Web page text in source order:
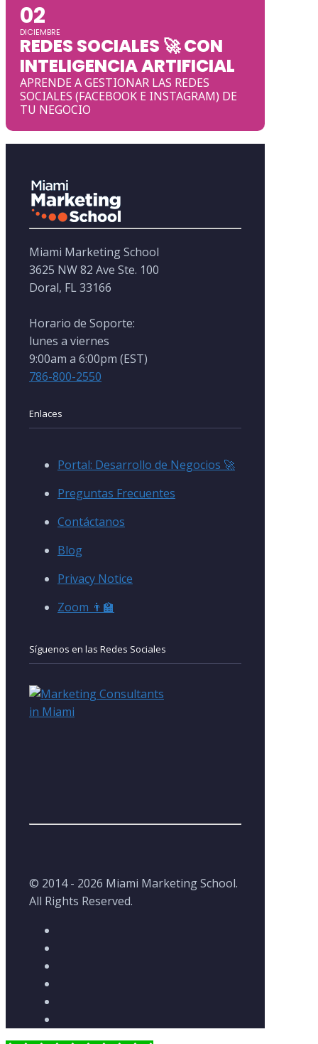
02
DICIEMBRE
REDES SOCIALES 🚀 CON
INTELIGENCIA ARTIFICIAL
APRENDE A GESTIONAR LAS REDES
SOCIALES (FACEBOOK E INSTAGRAM) DE
TU NEGOCIO
Miami Marketing School
3625 NW 82 Ave Ste. 100
Doral, FL 33166
Horario de Soporte:
lunes a viernes
9:00am a 6:00pm (EST)
786-800-2550
Enlaces
Portal: Desarrollo de Negocios 🚀
Preguntas Frecuentes
Contáctanos
Blog
Privacy Notice
Zoom 👨‍🏫
Síguenos en las Redes Sociales
© 2014 - 2026 Miami Marketing School.
All Rights Reserved.